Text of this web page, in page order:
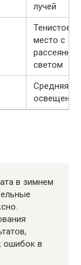
лучей
Тенистое
место с
светом
Средняя
в зимнем
ошибок в